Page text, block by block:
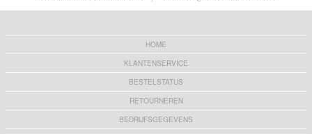
HOME
KLANTENSERVICE
BESTELSTATUS
RETOURNEREN
BEDRIJFSGEGEVENS